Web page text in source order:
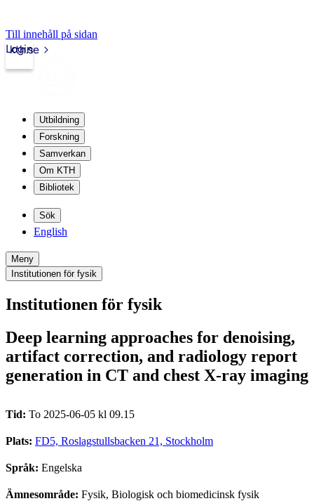
Till innehåll på sidan
kth.se
Login
Utbildning
Forskning
Samverkan
Om KTH
Bibliotek
Sök
English
Meny
Institutionen för fysik
Institutionen för fysik
Deep learning approaches for denoising,
artifact correction, and radiology report
generation in CT and chest X-ray imaging
Tid: To 2025-06-05 kl 09.15
Plats: FD5, Roslagstullsbacken 21, Stockholm
Språk: Engelska
Ämnesområde: Fysik, Biologisk och biomedicinsk fysik